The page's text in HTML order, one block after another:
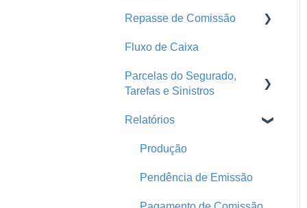
Seguradoras
Treinamentos
Conta Segfy
Endossos
Propostas e Apólices
Portal da Seguradora
Repasse de Comissão
Grade de Pagamento -
Repasse
Faturas
Fluxo de Caixa
Parcelas do Segurado,
Tarefas e Sinistros
E-mail Marketing
Tarefas
Comunicador da Corretora
Relatórios
Produção
Pendência de Emissão